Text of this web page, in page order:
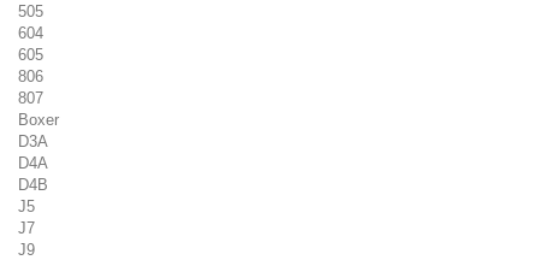
505
604
605
806
807
Boxer
D3A
D4A
D4B
J5
J7
J9